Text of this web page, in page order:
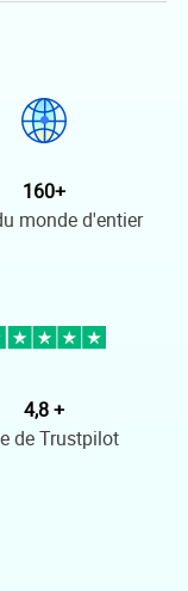
160+
monde d'entier
4,8 +
de Trustpilot